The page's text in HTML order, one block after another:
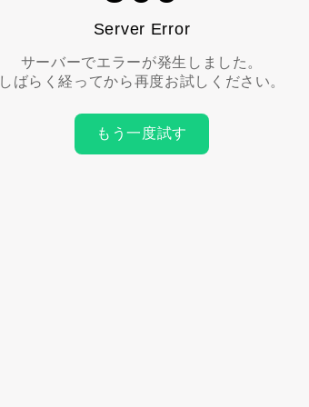
Server Error
サーバーでエラーが発生しました。
しばらく経ってから再度お試しください。
もう一度試す